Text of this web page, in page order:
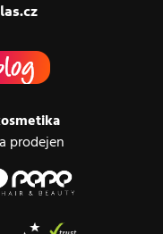
prodejen